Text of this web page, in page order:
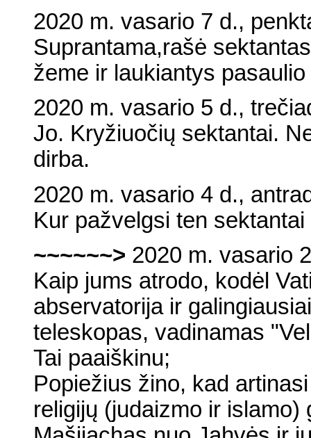
2020 m. vasario 7 d.,
Suprantama,rašė
žeme ir laukiantys
2020 m. vasario 5 d.,
Jo. Kryžiuočių sektantai.
dirba.
2020 m. vasario 4 d.,
Kur pažvelgsi ten
~~~~~~> 2020 m. vasario
Kaip jums atrodo, kodėl
abservatorija ir
teleskopas, vadinamas
Tai paaiškinu;
Popiežius žino, kad
religijų (judaizmo ir